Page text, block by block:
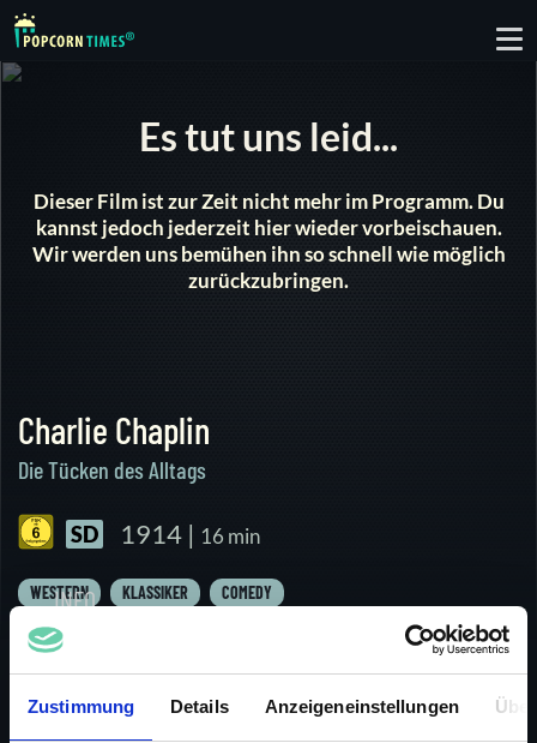
Zustimmung Details Anzeigeneinstellungen
Es tut uns leid...
Dieser Film ist zur Zeit nicht mehr im Programm. Du
kannst jedoch jederzeit hier wieder vorbeischauen.
Wir werden uns bemühen ihn so schnell wie möglich
zurückzubringen.
Charlie Chaplin
Die Tücken des Alltags
SD 1914 | 16 min
WESTERN KLASSIKER COMEDY
INFO